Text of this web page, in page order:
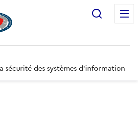
sécurité des systèmes d'information